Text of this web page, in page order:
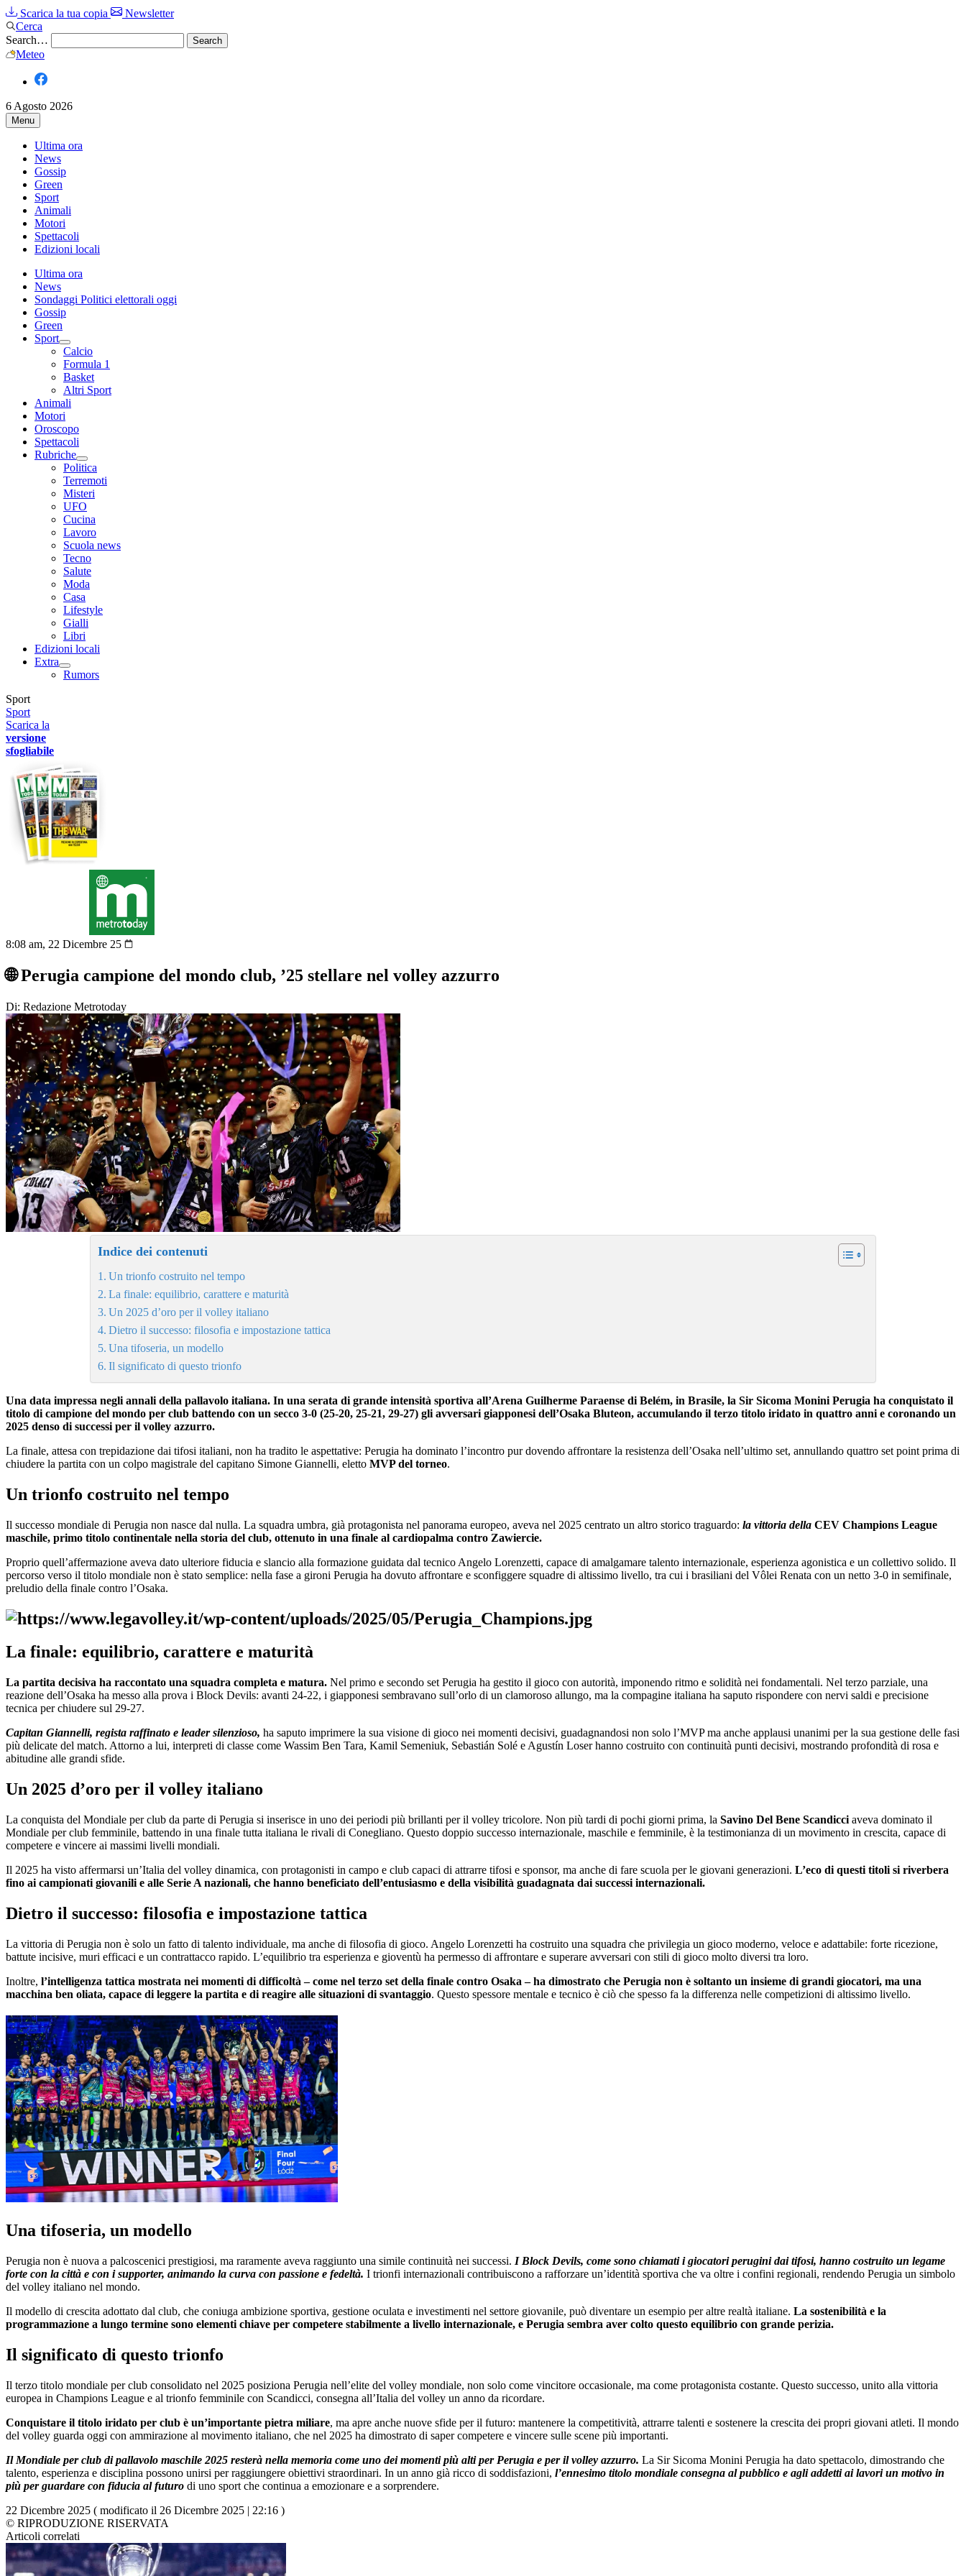
Scarica la tua copia
Newsletter
Cerca
Search…
Meteo
6 Agosto 2026
Menu
Ultima ora
News
Gossip
Green
Sport
Animali
Motori
Spettacoli
Edizioni locali
Ultima ora
News
Sondaggi Politici elettorali oggi
Gossip
Green
Sport
Calcio
Formula 1
Basket
Altri Sport
Animali
Motori
Oroscopo
Spettacoli
Rubriche
Politica
Terremoti
Misteri
UFO
Cucina
Lavoro
Scuola news
Tecno
Salute
Moda
Casa
Lifestyle
Gialli
Libri
Edizioni locali
Extra
Rumors
Sport
Sport
Scarica la
versione
sfogliabile
8:08 am, 22 Dicembre 25
🌐 Perugia campione del mondo club, ’25 stellare nel volley azzurro
Di: Redazione Metrotoday
Indice dei contenuti
Un trionfo costruito nel tempo
La finale: equilibrio, carattere e maturità
Un 2025 d’oro per il volley italiano
Dietro il successo: filosofia e impostazione tattica
Una tifoseria, un modello
Il significato di questo trionfo
Una data impressa negli annali della pallavolo italiana. In una serata di grande intensità sportiva all’Arena Guilherme Paraense di Belém, in Brasile, la Sir Sicoma Monini Perugia ha conquistato il
titolo di campione del mondo per club battendo con un secco 3‑0 (25‑20, 25‑21, 29‑27) gli avversari giapponesi dell’Osaka Bluteon, accumulando il terzo titolo iridato in quattro anni e coronando un
2025 denso di successi per il volley azzurro.
La finale, attesa con trepidazione dai tifosi italiani, non ha tradito le aspettative: Perugia ha dominato l’incontro pur dovendo affrontare la resistenza dell’Osaka nell’ultimo set, annullando quattro set point prima di
chiudere la partita con un colpo magistrale del capitano Simone Giannelli, eletto MVP del torneo.
Un trionfo costruito nel tempo
Il successo mondiale di Perugia non nasce dal nulla. La squadra umbra, già protagonista nel panorama europeo, aveva nel 2025 centrato un altro storico traguardo: la vittoria della CEV Champions League
maschile, primo titolo continentale nella storia del club, ottenuto in una finale al cardiopalma contro Zawiercie.
Proprio quell’affermazione aveva dato ulteriore fiducia e slancio alla formazione guidata dal tecnico Angelo Lorenzetti, capace di amalgamare talento internazionale, esperienza agonistica e un collettivo solido. Il
percorso verso il titolo mondiale non è stato semplice: nella fase a gironi Perugia ha dovuto affrontare e sconfiggere squadre di altissimo livello, tra cui i brasiliani del Vôlei Renata con un netto 3‑0 in semifinale,
preludio della finale contro l’Osaka.
La finale: equilibrio, carattere e maturità
La partita decisiva ha raccontato una squadra completa e matura. Nel primo e secondo set Perugia ha gestito il gioco con autorità, imponendo ritmo e solidità nei fondamentali. Nel terzo parziale, una
reazione dell’Osaka ha messo alla prova i Block Devils: avanti 24‑22, i giapponesi sembravano sull’orlo di un clamoroso allungo, ma la compagine italiana ha saputo rispondere con nervi saldi e precisione
tecnica per chiudere sul 29‑27.
Capitan Giannelli, regista raffinato e leader silenzioso, ha saputo imprimere la sua visione di gioco nei momenti decisivi, guadagnandosi non solo l’MVP ma anche applausi unanimi per la sua gestione delle fasi
più delicate del match. Attorno a lui, interpreti di classe come Wassim Ben Tara, Kamil Semeniuk, Sebastián Solé e Agustín Loser hanno costruito con continuità punti decisivi, mostrando profondità di rosa e
abitudine alle grandi sfide.
Un 2025 d’oro per il volley italiano
La conquista del Mondiale per club da parte di Perugia si inserisce in uno dei periodi più brillanti per il volley tricolore. Non più tardi di pochi giorni prima, la Savino Del Bene Scandicci aveva dominato il
Mondiale per club femminile, battendo in una finale tutta italiana le rivali di Conegliano. Questo doppio successo internazionale, maschile e femminile, è la testimonianza di un movimento in crescita, capace di
competere e vincere ai massimi livelli mondiali.
Il 2025 ha visto affermarsi un’Italia del volley dinamica, con protagonisti in campo e club capaci di attrarre tifosi e sponsor, ma anche di fare scuola per le giovani generazioni. L’eco di questi titoli si riverbera
fino ai campionati giovanili e alle Serie A nazionali, che hanno beneficiato dell’entusiasmo e della visibilità guadagnata dai successi internazionali.
Dietro il successo: filosofia e impostazione tattica
La vittoria di Perugia non è solo un fatto di talento individuale, ma anche di filosofia di gioco. Angelo Lorenzetti ha costruito una squadra che privilegia un gioco moderno, veloce e adattabile: forte ricezione,
battute incisive, muri efficaci e un contrattacco rapido. L’equilibrio tra esperienza e gioventù ha permesso di affrontare e superare avversari con stili di gioco molto diversi tra loro.
Inoltre, l’intelligenza tattica mostrata nei momenti di difficoltà – come nel terzo set della finale contro Osaka – ha dimostrato che Perugia non è soltanto un insieme di grandi giocatori, ma una
macchina ben oliata, capace di leggere la partita e di reagire alle situazioni di svantaggio. Questo spessore mentale e tecnico è ciò che spesso fa la differenza nelle competizioni di altissimo livello.
Una tifoseria, un modello
Perugia non è nuova a palcoscenici prestigiosi, ma raramente aveva raggiunto una simile continuità nei successi. I Block Devils, come sono chiamati i giocatori perugini dai tifosi, hanno costruito un legame
forte con la città e con i supporter, animando la curva con passione e fedeltà. I trionfi internazionali contribuiscono a rafforzare un’identità sportiva che va oltre i confini regionali, rendendo Perugia un simbolo
del volley italiano nel mondo.
Il modello di crescita adottato dal club, che coniuga ambizione sportiva, gestione oculata e investimenti nel settore giovanile, può diventare un esempio per altre realtà italiane. La sostenibilità e la
programmazione a lungo termine sono elementi chiave per competere stabilmente a livello internazionale, e Perugia sembra aver colto questo equilibrio con grande perizia.
Il significato di questo trionfo
Il terzo titolo mondiale per club consolidato nel 2025 posiziona Perugia nell’elite del volley mondiale, non solo come vincitore occasionale, ma come protagonista costante. Questo successo, unito alla vittoria
europea in Champions League e al trionfo femminile con Scandicci, consegna all’Italia del volley un anno da ricordare.
Conquistare il titolo iridato per club è un’importante pietra miliare, ma apre anche nuove sfide per il futuro: mantenere la competitività, attrarre talenti e sostenere la crescita dei propri giovani atleti. Il mondo
del volley guarda oggi con ammirazione al movimento italiano, che nel 2025 ha dimostrato di saper competere e vincere sulle scene più importanti.
Il Mondiale per club di pallavolo maschile 2025 resterà nella memoria come uno dei momenti più alti per Perugia e per il volley azzurro. La Sir Sicoma Monini Perugia ha dato spettacolo, dimostrando che
talento, esperienza e disciplina possono unirsi per raggiungere obiettivi straordinari. In un anno già ricco di soddisfazioni, l’ennesimo titolo mondiale consegna al pubblico e agli addetti ai lavori un motivo in
più per guardare con fiducia al futuro di uno sport che continua a emozionare e a sorprendere.
22 Dicembre 2025 ( modificato il 26 Dicembre 2025 | 22:16 )
© RIPRODUZIONE RISERVATA
Articoli correlati